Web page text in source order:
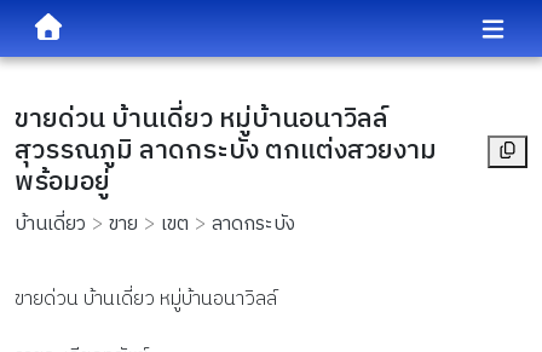
ขายด่วน บ้านเดี่ยว หมู่บ้านอนาวิลล์
สุวรรณภูมิ ลาดกระบัง ตกแต่งสวยงาม
พร้อมอยู่
บ้านเดี่ยว ขาย เขต ลาดกระบัง
ขายด่วน บ้านเดี่ยว หมู่บ้านอนาวิลล์